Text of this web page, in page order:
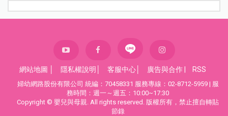
網站地圖 隱私權說明 客服中心 廣告與合作| RSS
婦幼網路股份有限公司 統編：70458331 服務專線：02-8712-5959 | 服
務時間：週一～週五：10:00~17:30
Copyright © 嬰兒與母親. All rights reserved. 版權所有，禁止擅自轉貼
節錄